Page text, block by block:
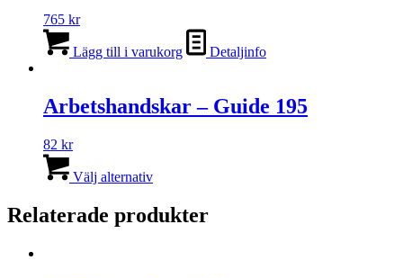
765 kr
Lägg till i varukorg Detaljinfo
Arbetshandskar – Guide 195
82 kr
Välj alternativhär
har
flera
Relaterade produkter